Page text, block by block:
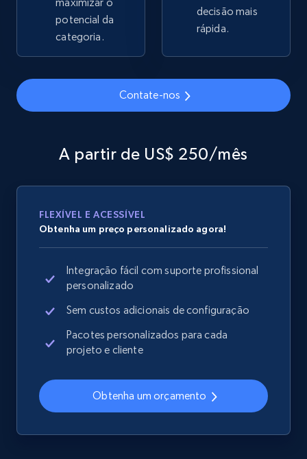
2.1K+ Comece agora
Home Depot US - Gather data on products
Sku, Product id, Product name, Manufacturer,
2.1K+ 355+
Home Depot US - Discover products by
specified URL
URL, Domain, Country code, Model number,
Sku, Product id, Product name, Manufacturer,
and more.
2.1K+ 355+ Comece agora
potencial da
categoria.
decisão mais
rápida.
Contate-nos
A partir de US$ 250/mês
FLEXÍVEL E ACESSÍVEL
Obtenha um preço personalizado agora!
Integração fácil com suporte profissional
personalizado
Sem custos adicionais de configuração
Pacotes personalizados para cada
projeto e cliente
Obtenha um orçamento